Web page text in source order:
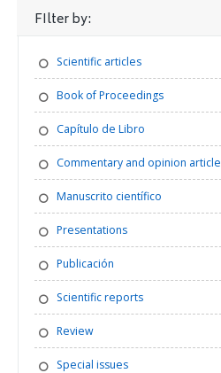
FIlter by:
Scientific articles
Book of Proceedings
Capítulo de Libro
Commentary and opinion article
Manuscrito científico
Presentations
Publicación
Scientific reports
Review
Special issues